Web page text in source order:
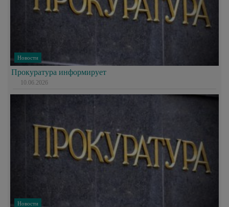
Новости
Прокуратура информирует
10.06.2026
Новости